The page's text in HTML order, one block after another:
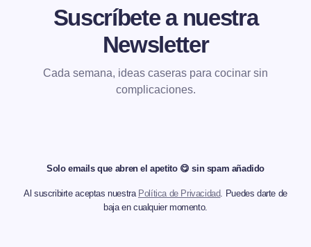
Suscríbete a nuestra
Newsletter
Cada semana, ideas caseras para cocinar sin
complicaciones.
Solo emails que abren el apetito 😋 sin spam añadido
Al suscribirte aceptas nuestra Política de Privacidad. Puedes darte de
baja en cualquier momento.